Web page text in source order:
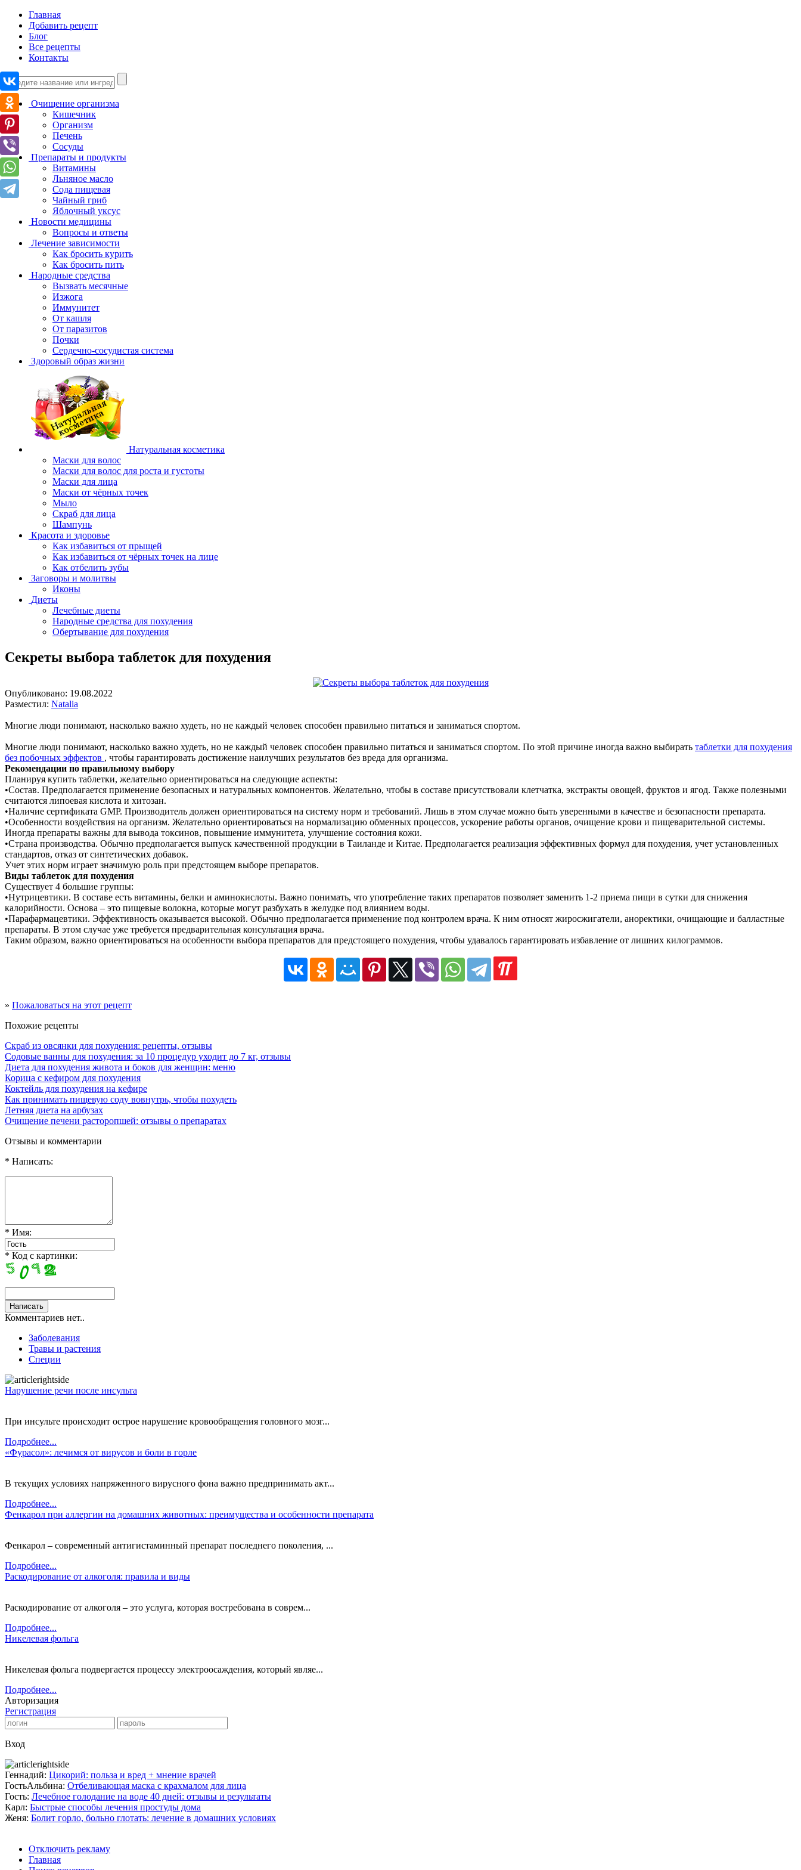
Главная
Добавить рецепт
Блог
Все рецепты
Контакты
Очищение организма
Кишечник
Организм
Печень
Сосуды
Препараты и продукты
Витамины
Льняное масло
Сода пищевая
Чайный гриб
Яблочный уксус
Новости медицины
Вопросы и ответы
Лечение зависимости
Как бросить курить
Как бросить пить
Народные средства
Вызвать месячные
Изжога
Иммунитет
От кашля
От паразитов
Почки
Сердечно-сосудистая система
Здоровый образ жизни
Натуральная косметика
Маски для волос
Маски для волос для роста и густоты
Маски для лица
Маски от чёрных точек
Мыло
Скраб для лица
Шампунь
Красота и здоровье
Как избавиться от прыщей
Как избавиться от чёрных точек на лице
Как отбелить зубы
Заговоры и молитвы
Иконы
Диеты
Лечебные диеты
Народные средства для похудения
Обертывание для похудения
Секреты выбора таблеток для похудения
Опубликовано: 19.08.2022
Разместил: Natalia
Многие люди понимают, насколько важно худеть, но не каждый человек способен правильно питаться и заниматься спортом.
Многие люди понимают, насколько важно худеть, но не каждый человек способен правильно питаться и заниматься спортом. По этой причине иногда важно выбирать таблетки для похудения
без побочных эффектов , чтобы гарантировать достижение наилучших результатов без вреда для организма.
Рекомендации по правильному выбору
Планируя купить таблетки, желательно ориентироваться на следующие аспекты:
•Состав. Предполагается применение безопасных и натуральных компонентов. Желательно, чтобы в составе присутствовали клетчатка, экстракты овощей, фруктов и ягод. Также полезными
считаются липоевая кислота и хитозан.
•Наличие сертификата GMP. Производитель должен ориентироваться на систему норм и требований. Лишь в этом случае можно быть уверенными в качестве и безопасности препарата.
•Особенности воздействия на организм. Желательно ориентироваться на нормализацию обменных процессов, ускорение работы органов, очищение крови и пищеварительной системы.
Иногда препараты важны для вывода токсинов, повышение иммунитета, улучшение состояния кожи.
•Страна производства. Обычно предполагается выпуск качественной продукции в Таиланде и Китае. Предполагается реализация эффективных формул для похудения, учет установленных
стандартов, отказ от синтетических добавок.
Учет этих норм играет значимую роль при предстоящем выборе препаратов.
Виды таблеток для похудения
Существует 4 большие группы:
•Нутрицевтики. В составе есть витамины, белки и аминокислоты. Важно понимать, что употребление таких препаратов позволяет заменить 1-2 приема пищи в сутки для снижения
калорийности. Основа – это пищевые волокна, которые могут разбухать в желудке под влиянием воды.
•Парафармацевтики. Эффективность оказывается высокой. Обычно предполагается применение под контролем врача. К ним относят жиросжигатели, аноректики, очищающие и балластные
препараты. В этом случае уже требуется предварительная консультация врача.
Таким образом, важно ориентироваться на особенности выбора препаратов для предстоящего похудения, чтобы удавалось гарантировать избавление от лишних килограммов.
» Пожаловаться на этот рецепт
Похожие рецепты
Скраб из овсянки для похудения: рецепты, отзывы
Содовые ванны для похудения: за 10 процедур уходит до 7 кг, отзывы
Диета для похудения живота и боков для женщин: меню
Корица с кефиром для похудения
Коктейль для похудения на кефире
Как принимать пищевую соду вовнутрь, чтобы похудеть
Летняя диета на арбузах
Очищение печени расторопшей: отзывы о препаратах
Отзывы и комментарии
* Написать:
* Имя:
* Код с картинки:
Комментариев нет..
Заболевания
Травы и растения
Специи
Нарушение речи после инсульта
При инсульте происходит острое нарушение кровообращения головного мозг...
Подробнее...
«Фурасол»: лечимся от вирусов и боли в горле
В текущих условиях напряженного вирусного фона важно предпринимать акт...
Подробнее...
Фенкарол при аллергии на домашних животных: преимущества и особенности препарата
Фенкарол – современный антигистаминный препарат последнего поколения, ...
Подробнее...
Раскодирование от алкоголя: правила и виды
Раскодирование от алкоголя – это услуга, которая востребована в соврем...
Подробнее...
Никелевая фольга
Никелевая фольга подвергается процессу электроосаждения, который являе...
Подробнее...
Авторизация
Регистрация
Вход
Геннадий: Цикорий: польза и вред + мнение врачей
ГостьАльбина: Отбеливающая маска с крахмалом для лица
Гость: Лечебное голодание на воде 40 дней: отзывы и результаты
Карл: Быстрые способы лечения простуды дома
Женя: Болит горло, больно глотать: лечение в домашних условиях
Отключить рекламу
Главная